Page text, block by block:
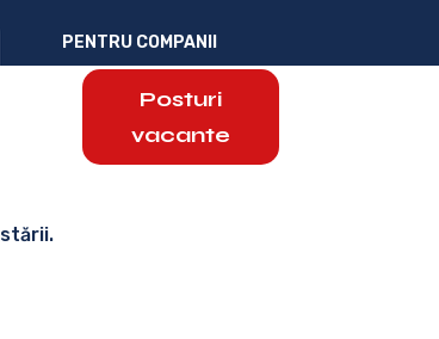
PENTRU COMPANII
Posturi
vacante